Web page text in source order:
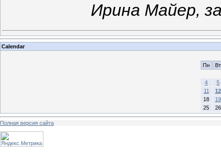
Ирина Майер,
Calendar
Пн Вт
4
5
11
12
18
19
25
26
Полная версия сайта